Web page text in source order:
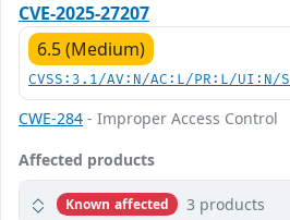
CVE-2025-27207
6.5 (Medium)
CVSS:3.1/AV:N/AC:L/PR:L/
CWE-284 - Improper Access Control
Affected products
Known affected 3 products